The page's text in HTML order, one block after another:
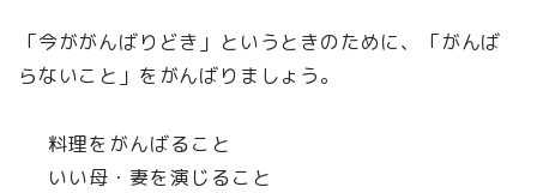
「今ががんばりどき」というときのために、「がんば
らないこと」をがんばりましょう。
料理をがんばること
いい母・妻を演じること